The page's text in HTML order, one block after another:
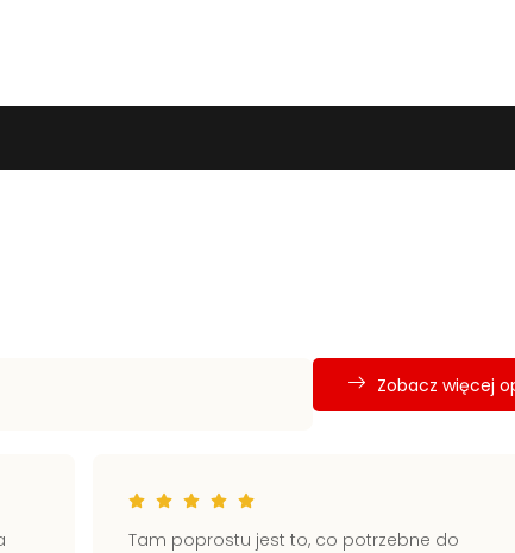
Zobacz więcej
Tam poprostu jest to, co potrzebne do